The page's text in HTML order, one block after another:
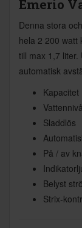
Emerio
Denna stora
hela 2 200 watt
till max 1,7 liter.
automatisk
Kapacitet
Sladdlös
På / av
Belyst
Strix-